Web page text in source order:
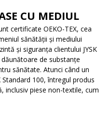
CU MEDIUL
certificate OEKO-TEX, cea
sănătății și mediului
și siguranța clientului JYSK
de substanțe
sănătate. Atunci când un
100, întregul produs
inclusiv piese non-textile, cum